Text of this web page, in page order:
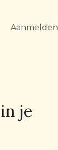
Aanmelden
je